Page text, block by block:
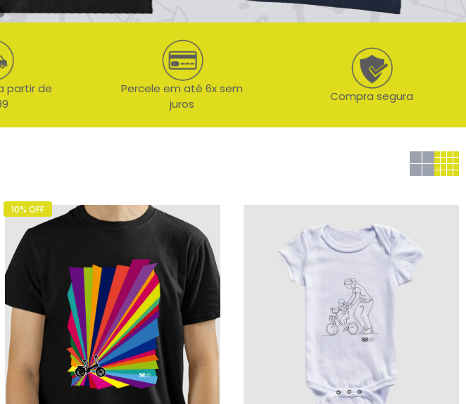
partir de
Percele em até 6x sem
juros
Compra segura
10% OFF